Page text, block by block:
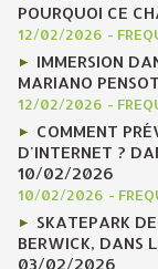
POURQUOI CE
12/02/2026 -
IMMERSION
MARIANO
12/02/2026 -
COMMENT
D'INTERNET ?
10/02/2026
10/02/2026 -
SKATEPARK
BERWICK, DANS
03/02/2026